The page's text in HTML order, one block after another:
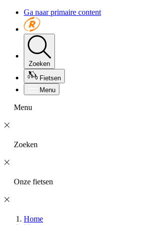
Ga naar primaire content
Zoeken
Fietsen
Menu
Menu
Zoeken
Onze fietsen
Home